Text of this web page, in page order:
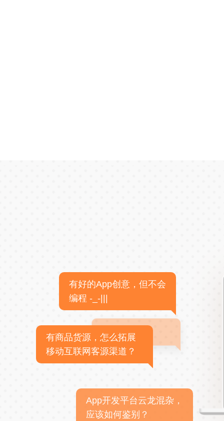
有好的App创意，但不会
编程 -_-|||
有商品货源，怎么拓展
移动互联网客源渠道？
App开发平台云龙混杂，
应该如何鉴别？